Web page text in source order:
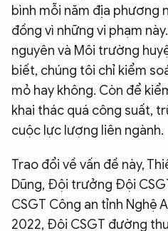
bình mỗi năm địa phương
đồng vì những vi phạm
nguyên và Môi trường
biết, chúng tôi chỉ kiểm
mỏ hay không. Còn để
khai thác quá công suất,
cuộc lực lượng liên ngành.
Trao đổi về vấn đề này,
Dũng, Đội trưởng Đội
CSGT Công an tỉnh Nghệ
2022, Đội CSGT đường